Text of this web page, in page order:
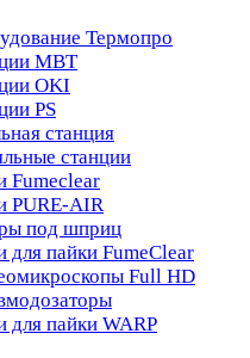
Термопро
MBT
OKI
PS
станция
станции
Fumeclear
PURE-AIR
под шприц
для пайки FumeClear
Full HD
для пайки WARP